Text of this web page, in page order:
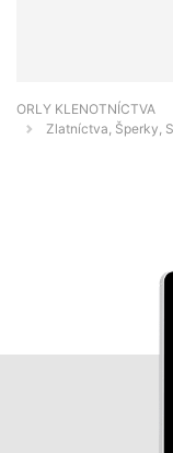
ORLY KLENOTNÍCTVA
Zlatníctva, Šperky,